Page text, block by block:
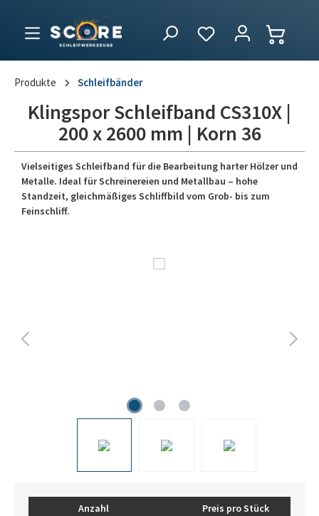
Produkte Schleifbänder
Klingspor Schleifband CS310X |
200 x 2600 mm | Korn 36
Vielseitiges Schleifband für die Bearbeitung harter Hölzer und
Metalle. Ideal für Schreinereien und Metallbau – hohe
Standzeit, gleichmäßiges Schliffbild vom Grob- bis zum
Feinschliff.
Anzahl
Preis pro Stück